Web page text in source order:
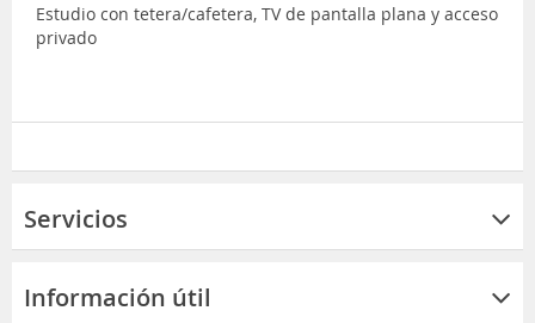
Estudio con tetera/cafetera, TV de pantalla plana y acceso
privado
Servicios
Información útil